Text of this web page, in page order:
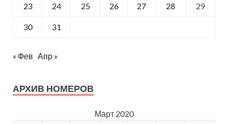
23 24 25 26 27 28 29
30 31
« Фев Апр »
АРХИВ НОМЕРОВ
Март 2020